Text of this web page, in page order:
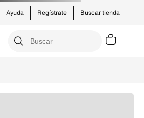
Buscar tienda
Ayuda Regístrate